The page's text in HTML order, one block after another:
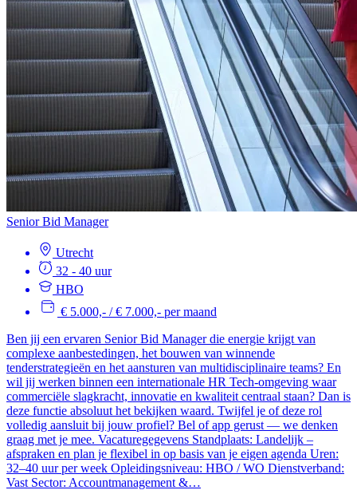
Senior Bid Manager
Utrecht
32 - 40 uur
HBO
€ 5.000,- / € 7.000,- per maand
Ben jij een ervaren Senior Bid Manager die energie krijgt van
complexe aanbestedingen, het bouwen van winnende
tenderstrategieën en het aansturen van multidisciplinaire teams? En
wil jij werken binnen een internationale HR Tech-omgeving waar
commerciële slagkracht, innovatie en kwaliteit centraal staan? Dan is
deze functie absoluut het bekijken waard. Twijfel je of deze rol
volledig aansluit bij jouw profiel? Bel of app gerust — we denken
graag met je mee. Vacaturegegevens Standplaats: Landelijk –
afspraken en plan je flexibel in op basis van je eigen agenda Uren:
32–40 uur per week Opleidingsniveau: HBO / WO Dienstverband:
Vast Sector: Accountmanagement &…